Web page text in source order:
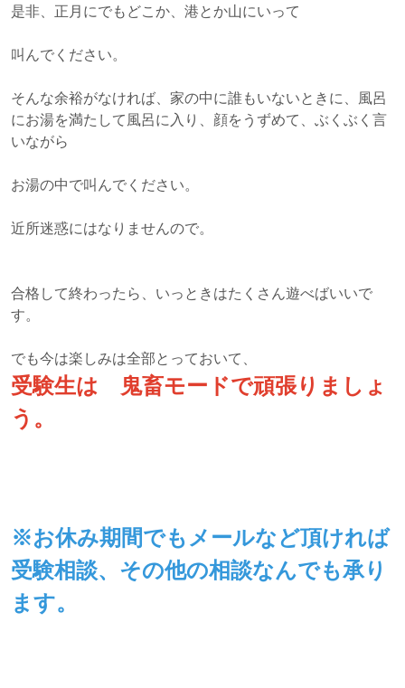
是非、正月にでもどこか、港とか山にいって
叫んでください。
そんな余裕がなければ、家の中に誰もいないときに、風呂
にお湯を満たして風呂に入り、顔をうずめて、ぶくぶく言
いながら
お湯の中で叫んでください。
近所迷惑にはなりませんので。
合格して終わったら、いっときはたくさん遊べばいいで
す。
でも今は楽しみは全部とっておいて、
受験生は 鬼畜モードで頑張りましょ
う。
※お休み期間でもメールなど頂ければ
受験相談、その他の相談なんでも承り
ます。